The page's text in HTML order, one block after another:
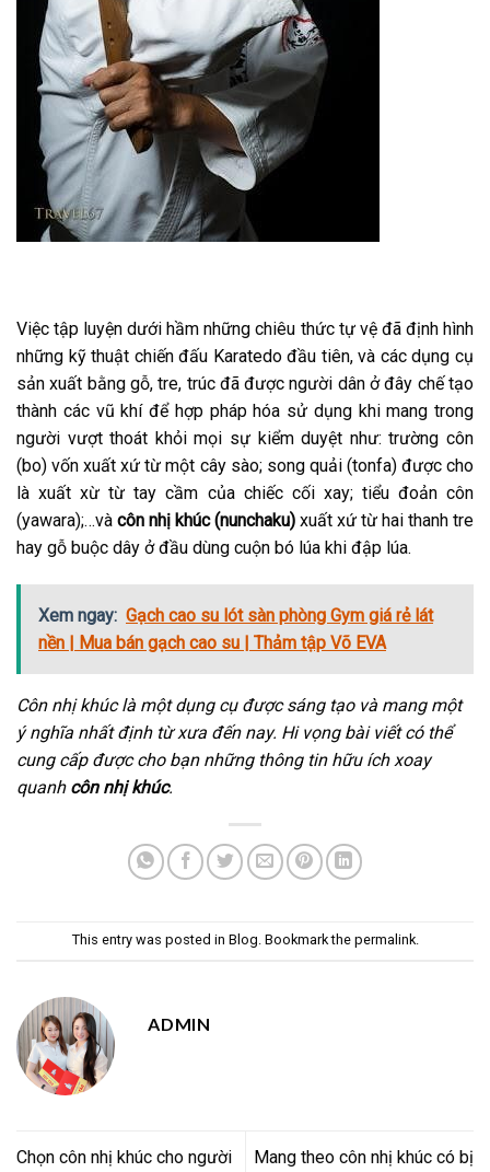
Việc tập luyện dưới hầm những chiêu thức tự vệ đã định hình
những kỹ thuật chiến đấu Karatedo đầu tiên, và các dụng cụ
sản xuất bằng gỗ, tre, trúc đã được người dân ở đây chế tạo
thành các vũ khí để hợp pháp hóa sử dụng khi mang trong
người vượt thoát khỏi mọi sự kiểm duyệt như: trường côn
(bo) vốn xuất xứ từ một cây sào; song quải (tonfa) được cho
là xuất xừ từ tay cầm của chiếc cối xay; tiểu đoản côn
(yawara);…và côn nhị khúc (nunchaku) xuất xứ từ hai thanh tre
hay gỗ buộc dây ở đầu dùng cuộn bó lúa khi đập lúa.
Xem ngay: Gạch cao su lót sàn phòng Gym giá rẻ lát
nền | Mua bán gạch cao su | Thảm tập Võ EVA
Côn nhị khúc là một dụng cụ được sáng tạo và mang một
ý nghĩa nhất định từ xưa đến nay. Hi vọng bài viết có thể
cung cấp được cho bạn những thông tin hữu ích xoay
quanh côn nhị khúc.
This entry was posted in Blog . Bookmark the permalink.
ADMIN
Chọn côn nhị khúc cho người
Mang theo côn nhị khúc có bị